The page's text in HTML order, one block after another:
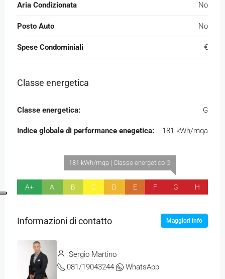
Aria Condizionata No
Posto Auto No
Spese Condominiali €
Classe energetica
Classe energetica: G
Indice globale di performance enegetica: 181 kWh/mqa
A+ A B C D E F
181 kWh/mqa | Classe energetico G
G H
Informazioni di contatto Maggiori info
Sergio Martino
081/19043244
WhatsApp